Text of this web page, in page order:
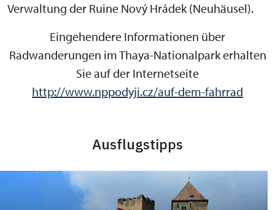
Verwaltung der Ruine Nový Hrádek (Neuhäusel).
Eingehendere Informationen über
Radwanderungen im Thaya-Nationalpark erhalten
Sie auf der Internetseite
http://www.nppodyji.cz/auf-dem-fahrrad
Ausflugstipps